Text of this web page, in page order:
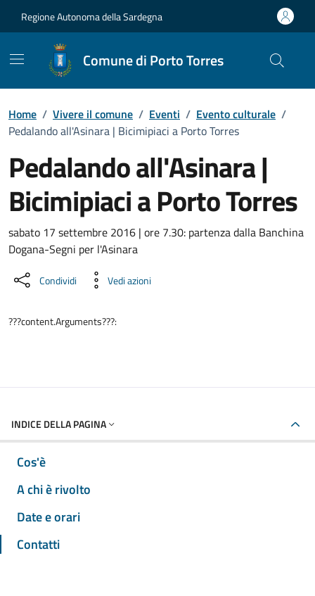
Regione Autonoma della Sardegna
Comune di Porto Torres
Home / Vivere il comune / Eventi / Evento culturale /
Pedalando all'Asinara | Bicimipiaci a Porto Torres
Pedalando all'Asinara |
Bicimipiaci a Porto Torres
Dettaglio dell'evento
sabato 17 settembre 2016 | ore 7.30: partenza dalla Banchina
Dogana-Segni per l'Asinara
Condividi Vedi azioni
???content.Arguments???:
INDICE DELLA PAGINA
Cos'è
A chi è rivolto
Date e orari
Contatti